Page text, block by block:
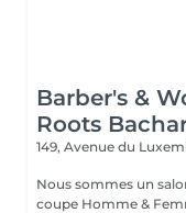
Barber's &
Roots
149, Avenue du
Nous sommes un
coupe Homme &